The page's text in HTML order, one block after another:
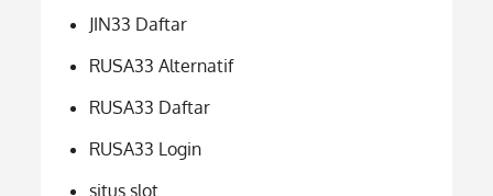
JIN33 Daftar
RUSA33 Alternatif
RUSA33 Daftar
RUSA33 Login
situs slot